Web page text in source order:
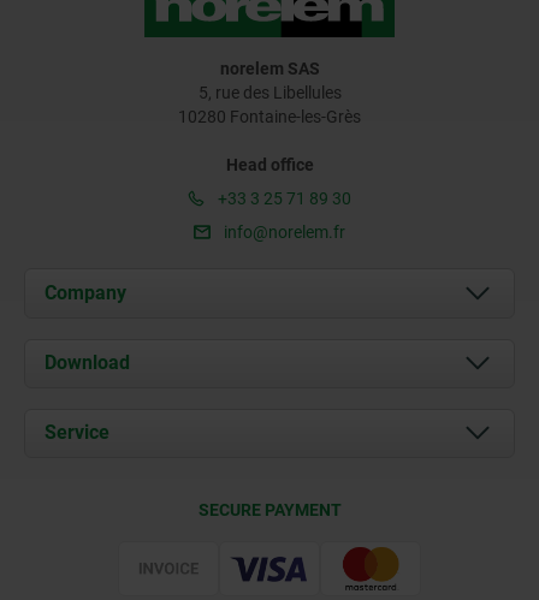
norelem SAS
5, rue des Libellules
10280 Fontaine-les-Grès
Head office
+33 3 25 71 89 30
info@norelem.fr
Company
About us
Contact
Download
Documents
Service
SECURE PAYMENT